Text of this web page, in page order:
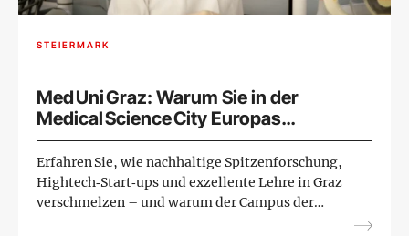
STEIERMARK
Med Uni Graz: Warum Sie in der
Medical Science City Europas
innovativsten Medizin‑Campus finden
Erfahren Sie, wie nachhaltige Spitzenforschung,
Hightech‑Start‑ups und exzellente Lehre in Graz
verschmelzen – und warum der Campus der